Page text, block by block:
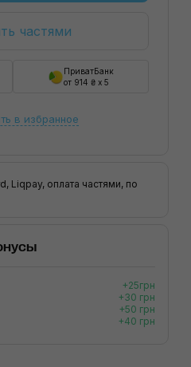
частями
ПриватБанк
от 914 ₴ x 5
в избранное
Liqpay, оплата частями, по
+25грн
+30 грн
+50 грн
+40 грн